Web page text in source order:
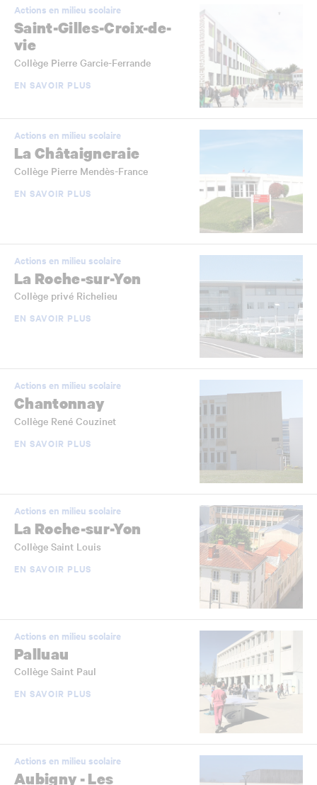
Actions en milieu scolaire
Saint-Gilles-Croix-de-
vie
Collège Pierre Garcie-Ferrande
EN SAVOIR PLUS
Actions en milieu scolaire
La Châtaigneraie
Collège Pierre Mendès-France
EN SAVOIR PLUS
Actions en milieu scolaire
La Roche-sur-Yon
Collège privé Richelieu
EN SAVOIR PLUS
Actions en milieu scolaire
Chantonnay
Collège René Couzinet
EN SAVOIR PLUS
Actions en milieu scolaire
La Roche-sur-Yon
Collège Saint Louis
EN SAVOIR PLUS
Actions en milieu scolaire
Palluau
Collège Saint Paul
EN SAVOIR PLUS
Actions en milieu scolaire
Aubigny - Les